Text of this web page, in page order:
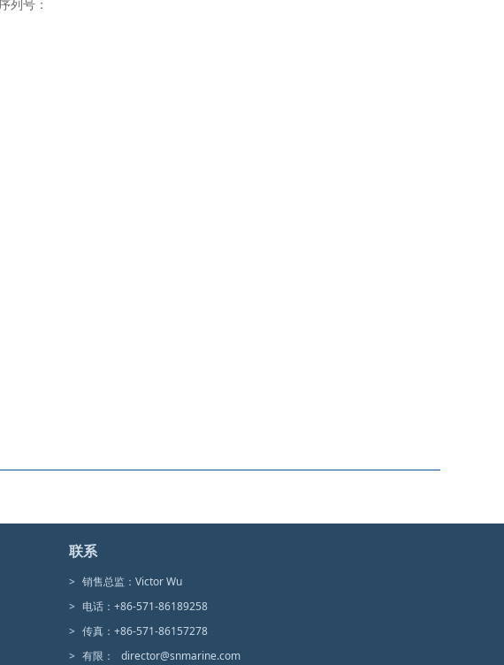
序列号：
联系
> 销售总监： Victor Wu
> 电话： +86-571-86189258
> 传真： +86-571-86157278
> 有限： director@snmarine.com